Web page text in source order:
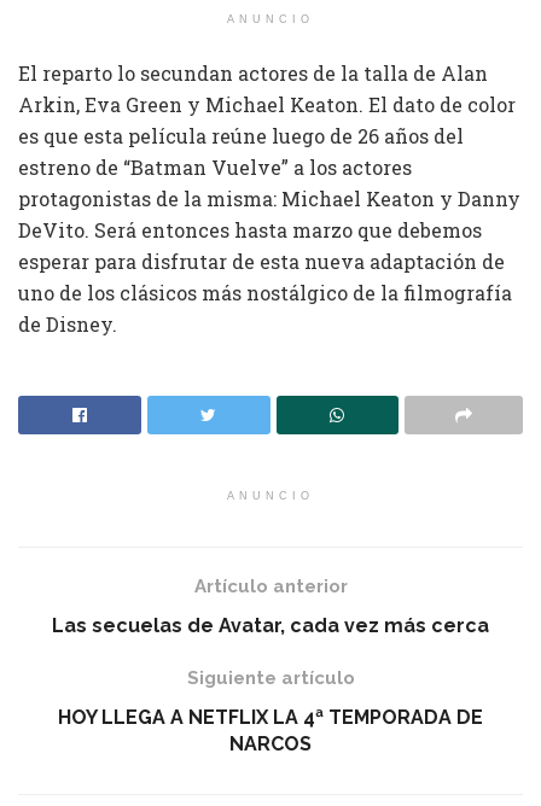
ANUNCIO
El reparto lo secundan actores de la talla de Alan
Arkin, Eva Green y Michael Keaton. El dato de color
es que esta película reúne luego de 26 años del
estreno de “Batman Vuelve” a los actores
protagonistas de la misma: Michael Keaton y Danny
DeVito. Será entonces hasta marzo que debemos
esperar para disfrutar de esta nueva adaptación de
uno de los clásicos más nostálgico de la filmografía
de Disney.
ANUNCIO
Artículo anterior
Las secuelas de Avatar, cada vez más cerca
Siguiente artículo
HOY LLEGA A NETFLIX LA 4ª TEMPORADA DE
NARCOS